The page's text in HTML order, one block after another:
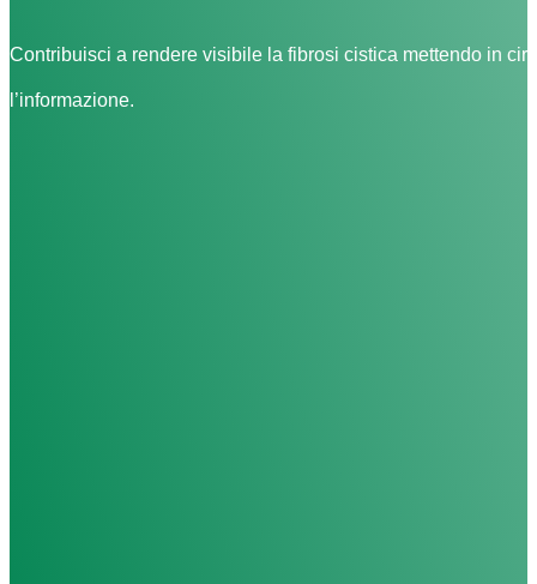
Contribuisci a rendere visibile la fibrosi cistica mettendo in
l’informazione.